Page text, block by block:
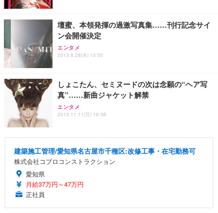
壇蜜、本領発揮の過激写真集……刊行記念サイ
ン会開催決定
エンタメ
2013.8.28(水) 13:50
しょこたん、セミヌードの次は念願の“ヘア写
真”……新曲ジャケット解禁
エンタメ
2013.11.11(月) 16:38
建築施工管理/愛知県名古屋市千種区:改修工事・在宅勤務可
株式会社コプロコンストラクション
愛知県
月給37万円～47万円
正社員